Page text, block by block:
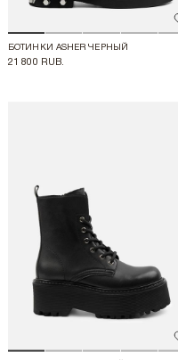
БОТИНКИ ASHER ЧЕРНЫЙ
21 800 RUB.